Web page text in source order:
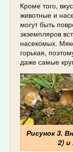
Кроме того,
животные и
могут быть
экземпляров
насекомых.
горькая,
даже самые
Рисунок 3.
2) и